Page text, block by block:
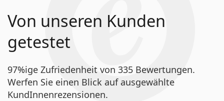
Von unseren Kunden
getestet
97%ige Zufriedenheit von 335 Bewertungen.
Werfen Sie einen Blick auf ausgewählte
KundInnenrezensionen.